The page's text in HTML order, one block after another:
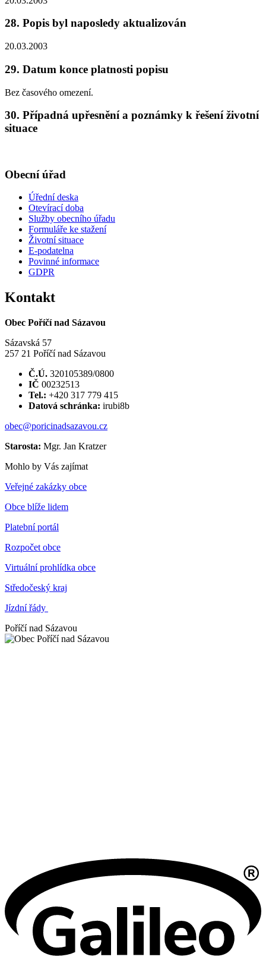
28. Popis byl naposledy aktualizován
20.03.2003
29. Datum konce platnosti popisu
Bez časového omezení.
30. Případná upřesnění a poznámky k řešení životní
situace
Obecní úřad
Úřední deska
Otevírací doba
Služby obecního úřadu
Formuláře ke stažení
Životní situace
E-podatelna
Povinné informace
GDPR
Kontakt
Obec Poříčí nad Sázavou
Sázavská 57
257 21 Poříčí nad Sázavou
Č.Ú. 320105389/0800
IČ 00232513
Tel.: +420 317 779 415
Datová schránka: irubi8b
obec@poricinadsazavou.cz
Starosta: Mgr. Jan Kratzer
Mohlo by Vás zajímat
Veřejné zakázky obce
Obce blíže lidem
Platební portál
Rozpočet obce
Virtuální prohlídka obce
Středočeský kraj
Jízdní řády
Poříčí nad Sázavou